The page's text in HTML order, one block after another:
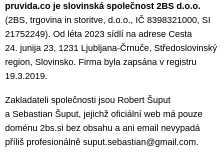
pruvida.co je slovinská společnost 2BS d.o.o.
(2BS, trgovina in storitve, d.o.o., IČ 8398321000, SI
21752249). Od léta 2023 sídlí na adrese Cesta
24. junija 23, 1231 Ljubljana-Črnuče, Středoslovinský
region, Slovinsko. Firma byla zapsána v registru
19.3.2019.
Zakladateli společnosti jsou Robert Šuput
a Sebastian Šuput, jejichž oficiální web má pouze
doménu 2bs.si bez obsahu a ani email nevypadá
příliš profesionálně suput.sebastian@gmail.com.